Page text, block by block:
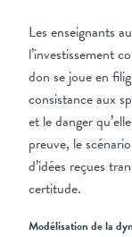
Les enseignants
l’investissement
don se joue en
consistance aux
et le danger
preuve, le
d’idées reçues
certitude.
Modélisation de la